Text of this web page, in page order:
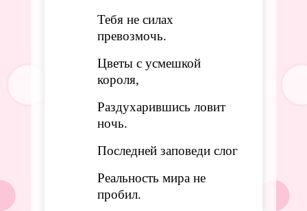
Тебя не силах
превозмочь.
Цветы с усмешкой
короля,
Раздухарившись ловит
ночь.
Последней заповеди слог
Реальность мира не
пробил.